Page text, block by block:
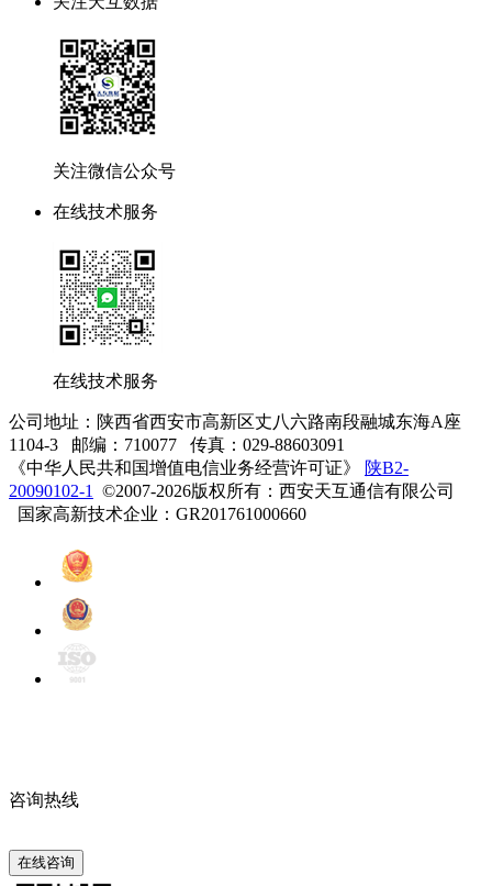
关注微信公众号
在线技术服务
在线技术服务
公司地址：陕西省西安市高新区丈八六路南段融城东海A座
1104-3 邮编：710077 传真：029-88603091
《中华人民共和国增值电信业务经营许可证》
陕B2-
20090102-1
©2007-2026版权所有：西安天互通信有限公司
国家高新技术企业：GR201761000660
咨询热线
在线咨询